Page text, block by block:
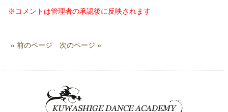
※コメントは管理者の承認後に反映されます
« 前のページ 次のページ »